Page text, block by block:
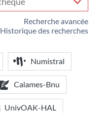
Recherche avancée
Historique des recherches
Numistral
Calames-Bnu
UnivOAK-HAL